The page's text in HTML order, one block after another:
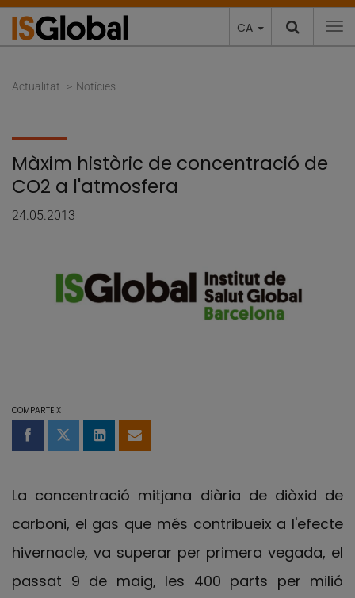
CA
Actualitat Notícies
Màxim històric de concentració de
CO2 a l'atmosfera
24.05.2013
COMPARTEIX
Compartir a Facebook
Compartir a Twitter
Comparteix a LinkedIn
Comparteix per email
La concentració mitjana diària de diòxid de
carboni, el gas que més contribueix a l'efecte
hivernacle, va superar per primera vegada, el
passat 9 de maig, les 400 parts per milió